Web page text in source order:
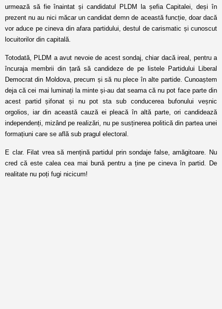
urmează să fie înaintat și candidatul PLDM la șefia Capitalei, deși în
prezent nu au nici măcar un candidat demn de această funcție, doar dacă
vor aduce pe cineva din afara partidului, destul de carismatic și cunoscut
locuitorilor din capitală.
Totodată, PLDM a avut nevoie de acest sondaj, chiar dacă ireal, pentru a
încuraja membrii din țară să candideze de pe listele Partidului Liberal
Democrat din Moldova, precum și să nu plece în alte partide. Cunoaștem
deja că cei mai luminați la minte și-au dat seama că nu pot face parte din
acest partid șifonat și nu pot sta sub conducerea bufonului veșnic
orgolios, iar din această cauză ei pleacă în altă parte, ori candidează
independenți, mizând pe realizări, nu pe susținerea politică din partea unei
formațiuni care se află sub pragul electoral.
E clar. Filat vrea să mențină partidul prin sondaje false, amăgitoare. Nu
cred că este calea cea mai bună pentru a ține pe cineva în partid. De
realitate nu poți fugi nicicum!